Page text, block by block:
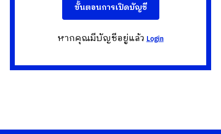
ขั้นตอนการเปิดบัญชี
หากคุณมีบัญชีอยู่แล้วLogin